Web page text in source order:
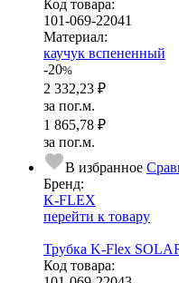
Код товара:
101-069-22041
Ма­­те­­ри­­ал:
каучук вспененный
-20%
2 332,23 ₽
за пог.м.
1 865,78 ₽
за пог.м.
В избранное
Бренд:
K-FLEX
перейти к товару
Трубка K-Flex
Код товара: